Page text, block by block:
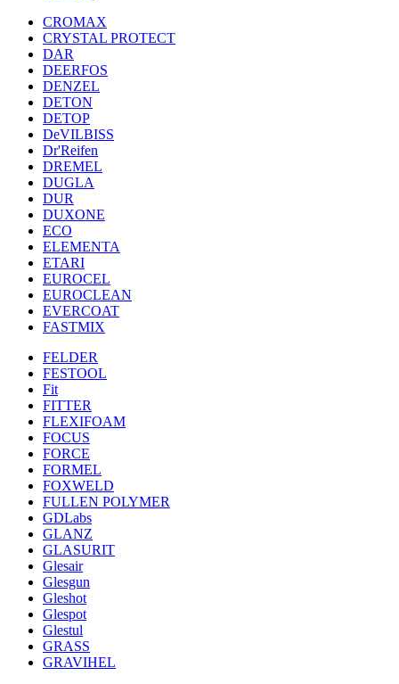
CROMAX
CRYSTAL PROTECT
DAR
DEERFOS
DENZEL
DETON
DETOP
DeVILBISS
Dr'Reifen
DREMEL
DUGLA
DUR
DUXONE
ECO
ELEMENTA
ETARI
EUROCEL
EUROCLEAN
EVERCOAT
FASTMIX
FELDER
FESTOOL
Fit
FITTER
FLEXIFOAM
FOCUS
FORCE
FORMEL
FOXWELD
FULLEN POLYMER
GDLabs
GLANZ
GLASURIT
Glesair
Glesgun
Gleshot
Glespot
Glestul
GRASS
GRAVIHEL